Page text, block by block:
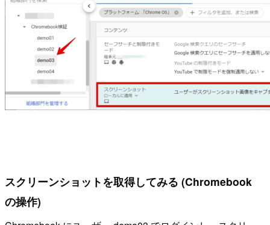
スクリーンショットを取得してみる (Chromebook
の操作)